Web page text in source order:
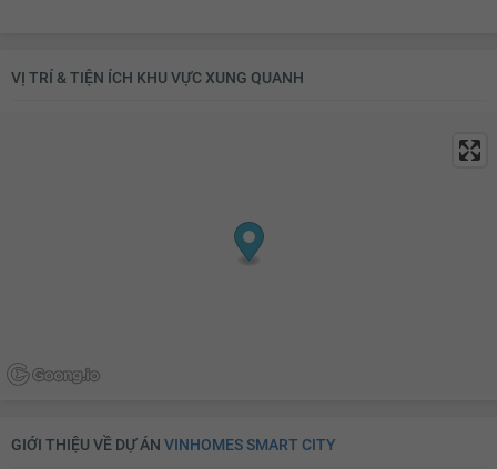
VỊ TRÍ & TIỆN ÍCH KHU VỰC XUNG QUANH
GIỚI THIỆU VỀ DỰ ÁN VINHOMES SMART CITY